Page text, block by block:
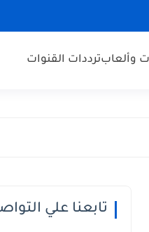
وألعابترددات القنوات
تابعنا علي